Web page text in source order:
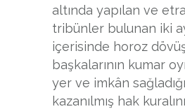
altında yapılan ve
tribünler bulunan iki
içerisinde horoz
başkalarının kumar
yer ve imkân
kazanılmış hak